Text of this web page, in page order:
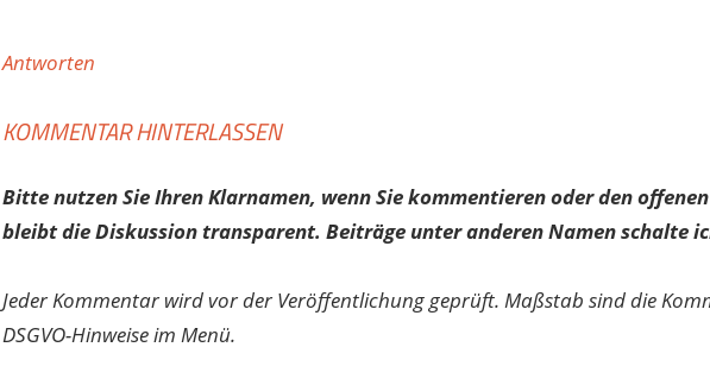
Antworten
KOMMENTAR HINTERLASSEN
Bitte nutzen Sie Ihren Klarnamen, wenn Sie kommentieren oder den
bleibt die Diskussion transparent. Beiträge unter anderen Namen schalte
Jeder Kommentar wird vor der Veröffentlichung geprüft. Maßstab sind die
DSGVO-Hinweise im Menü.